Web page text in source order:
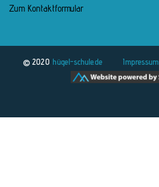
Zum Kontaktformular
© 2020 hügel-schule.de Impressum